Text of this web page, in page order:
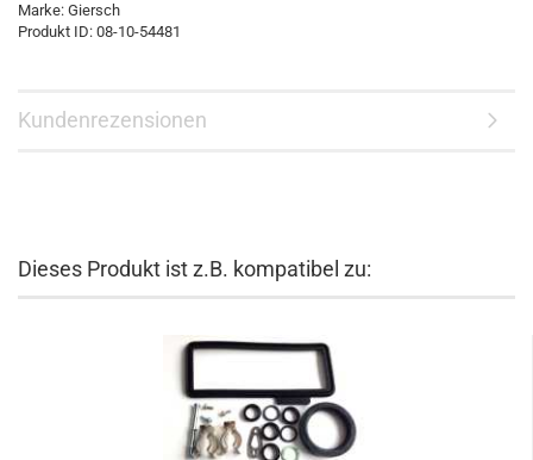
Marke: Giersch
Produkt ID: 08-10-54481
Kundenrezensionen
Dieses Produkt ist z.B. kompatibel zu: